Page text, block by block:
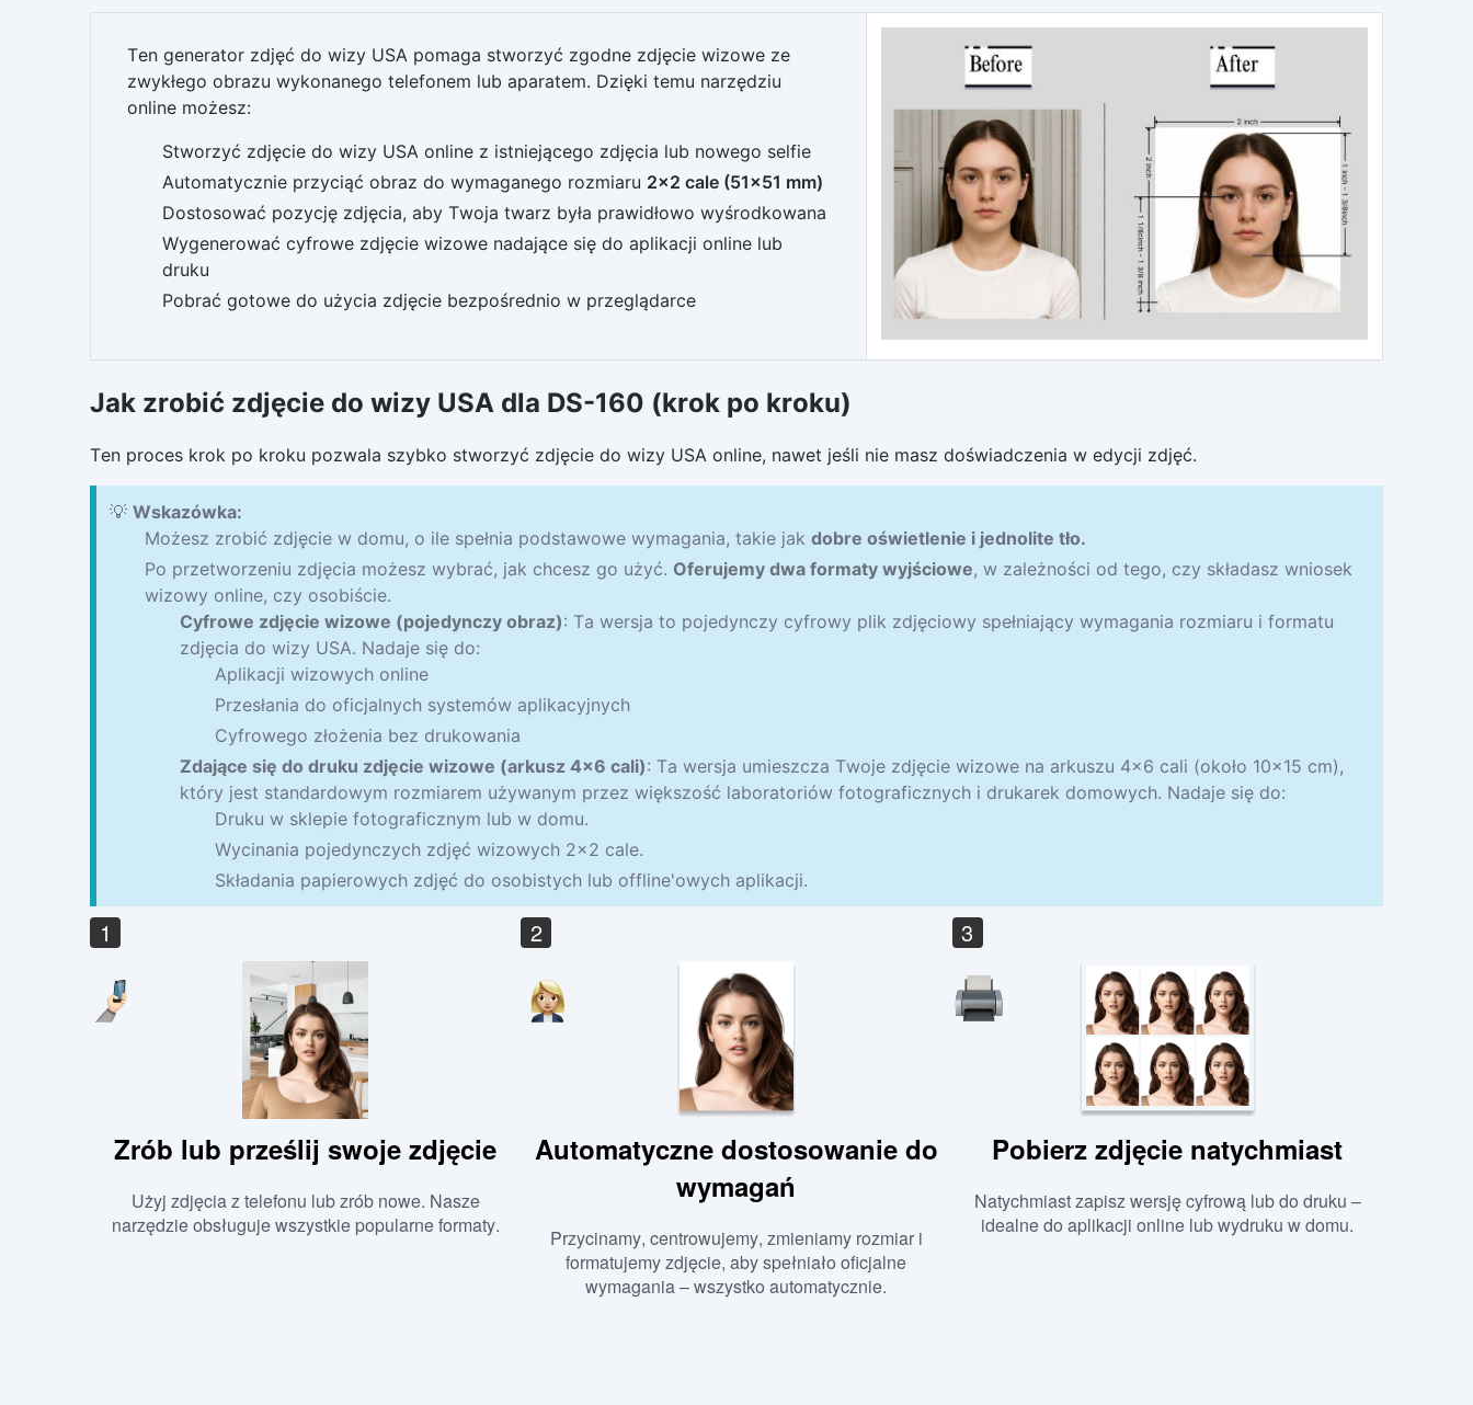
Ten generator zdjęć do wizy USA pomaga stworzyć zgodne zdjęcie wizowe ze
zwykłego obrazu wykonanego telefonem lub aparatem. Dzięki temu narzędziu
online możesz:
Stworzyć zdjęcie do wizy USA online z istniejącego zdjęcia lub nowego selfie
Automatycznie przyciąć obraz do wymaganego rozmiaru 2×2 cale (51×51 mm)
Dostosować pozycję zdjęcia, aby Twoja twarz była prawidłowo wyśrodkowana
Wygenerować cyfrowe zdjęcie wizowe nadające się do aplikacji online lub
druku
Pobrać gotowe do użycia zdjęcie bezpośrednio w przeglądarce
Jak zrobić zdjęcie do wizy USA dla DS-160 (krok po kroku)
Ten proces krok po kroku pozwala szybko stworzyć zdjęcie do wizy USA online, nawet jeśli nie masz doświadczenia w edycji zdjęć.
💡 Wskazówka:
Możesz zrobić zdjęcie w domu, o ile spełnia podstawowe wymagania, takie jak dobre oświetlenie i jednolite tło.
Po przetworzeniu zdjęcia możesz wybrać, jak chcesz go użyć. Oferujemy dwa formaty wyjściowe, w zależności od tego, czy składasz wniosek
wizowy online, czy osobiście.
Cyfrowe zdjęcie wizowe (pojedynczy obraz): Ta wersja to pojedynczy cyfrowy plik zdjęciowy spełniający wymagania rozmiaru i formatu
zdjęcia do wizy USA. Nadaje się do:
Aplikacji wizowych online
Przesłania do oficjalnych systemów aplikacyjnych
Cyfrowego złożenia bez drukowania
Zdające się do druku zdjęcie wizowe (arkusz 4×6 cali): Ta wersja umieszcza Twoje zdjęcie wizowe na arkuszu 4×6 cali (około 10×15 cm),
który jest standardowym rozmiarem używanym przez większość laboratoriów fotograficznych i drukarek domowych. Nadaje się do:
Druku w sklepie fotograficznym lub w domu.
Wycinania pojedynczych zdjęć wizowych 2×2 cale.
Składania papierowych zdjęć do osobistych lub offline'owych aplikacji.
1
Zrób lub prześlij swoje zdjęcie
Użyj zdjęcia z telefonu lub zrób nowe. Nasze
narzędzie obsługuje wszystkie popularne formaty.
2
Automatyczne dostosowanie do
wymagań
Przycinamy, centrowujemy, zmieniamy rozmiar i
formatujemy zdjęcie, aby spełniało oficjalne
wymagania – wszystko automatycznie.
3
Pobierz zdjęcie natychmiast
Natychmiast zapisz wersję cyfrową lub do druku –
idealne do aplikacji online lub wydruku w domu.